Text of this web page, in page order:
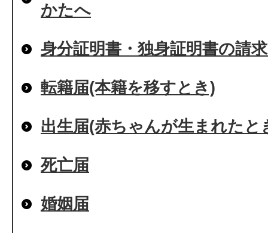
かたへ
身分証明書・独身証明書の請
転籍届(本籍を移すとき)
出生届(赤ちゃんが生まれたと
死亡届
婚姻届